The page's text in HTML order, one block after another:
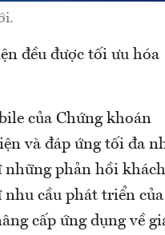
đều được tối ưu hóa
của Chứng khoán
và đáp ứng tối đa
những phản hồi khách
cầu phát triển của
cấp ứng dụng về